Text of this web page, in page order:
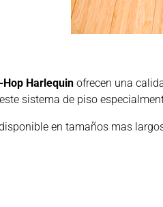
Hop Harlequin ofrecen una
sistema de piso
en tamaños mas